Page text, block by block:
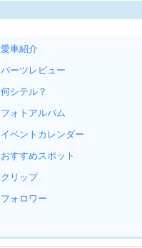
愛車紹介
パーツレビュー
何シテル？
フォトアルバム
イベントカレンダー
おすすめスポット
クリップ
フォロワー